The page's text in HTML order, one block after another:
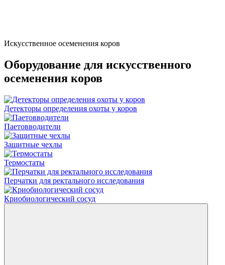
Искусственное осеменения коров
Оборудование для искусственного
осеменения коров
Детекторы определения охоты у коров
Паетовводители
Защитные чехлы
Термостаты
Перчатки для ректального исследования
Криобиологический сосуд